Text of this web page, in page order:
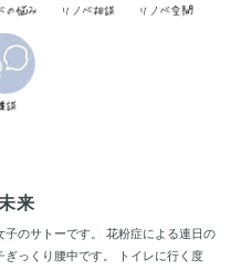
来
子のサトーです。 花粉症による連日の
ぎっくり腰中です。 トイレに行く度